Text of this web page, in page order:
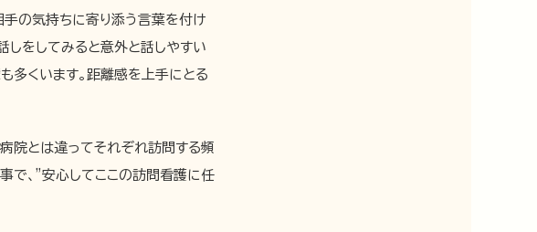
手の気持ちに寄り添う言葉を付け
しをしてみると意外と話しやすい
多くいます。距離感を上手にとる
院とは違ってそれぞれ訪問する頻
で、”安心してここの訪問看護に任